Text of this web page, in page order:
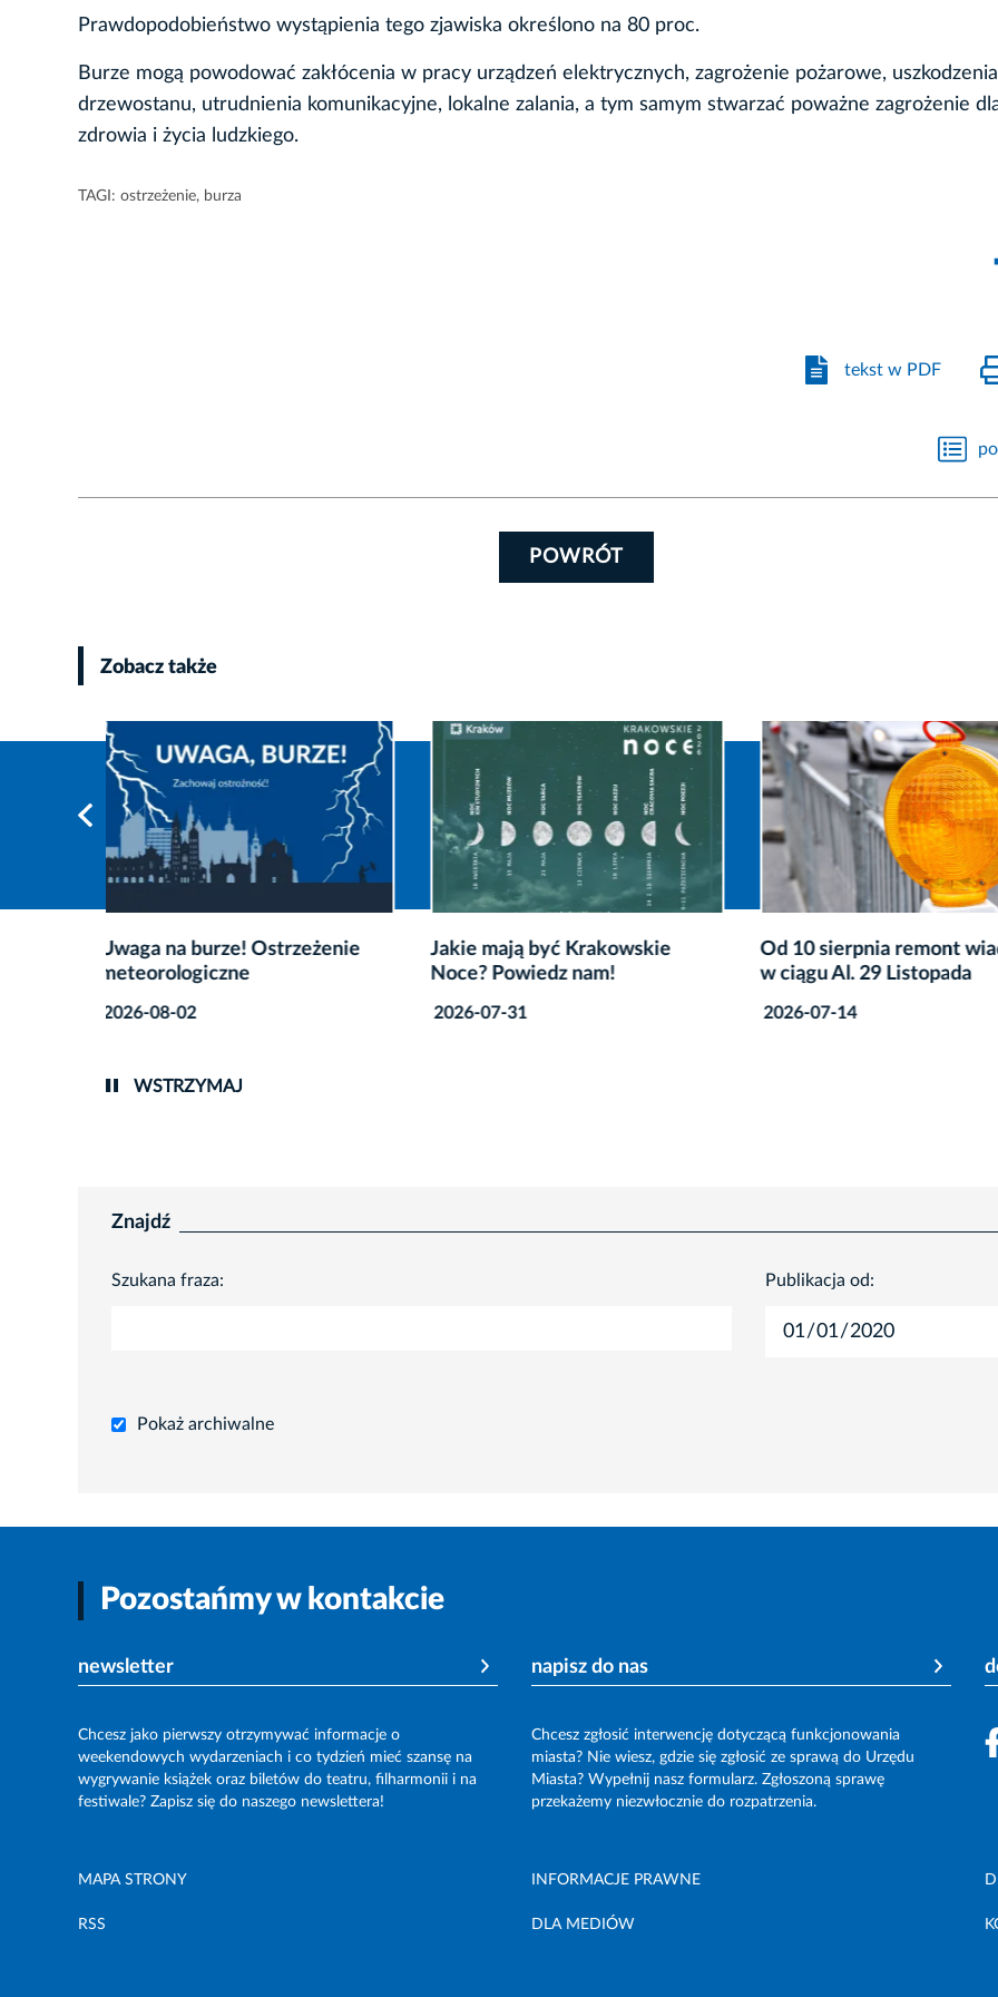
Prawdopodobieństwo wystąpienia tego zjawiska określono na 80 proc.
Burze mogą powodować zakłócenia w pracy urządzeń elektrycznych, zagrożenie pożarowe, uszkodzenia
drzewostanu, utrudnienia komunikacyjne, lokalne zalania, a tym samym stwarzać poważne zagrożenie
zdrowia i życia ludzkiego.
TAGI: ostrzeżenie, burza
tekst w PDF
POWRÓT
Zobacz także
Jakie mają być Krakowskie
Noce? Powiedz nam!
2026-07-31
Od 10 sierpnia remont wiaduktu
w ciągu Al. 29 Listopada
2026-07-14
„Zielone kosiarki” na
– zapisz się na warsztaty
2026-07-02
WSTRZYMAJ
Znajdź
Szukana fraza: Publikacja od:
Pokaż archiwalne
Pozostańmy w kontakcie
newsletter
Chcesz jako pierwszy otrzymywać informacje o
weekendowych wydarzeniach i co tydzień mieć szansę na
wygrywanie książek oraz biletów do teatru, filharmonii i na
festiwale? Zapisz się do naszego newslettera!
napisz do nas
Chcesz zgłosić interwencję dotyczącą funkcjonowania
miasta? Nie wiesz, gdzie się zgłosić ze sprawą do Urzędu
Miasta? Wypełnij nasz formularz. Zgłoszoną sprawę
przekażemy niezwłocznie do rozpatrzenia.
MAPA STRONY INFORMACJE PRAWNE
RSS DLA MEDIÓW